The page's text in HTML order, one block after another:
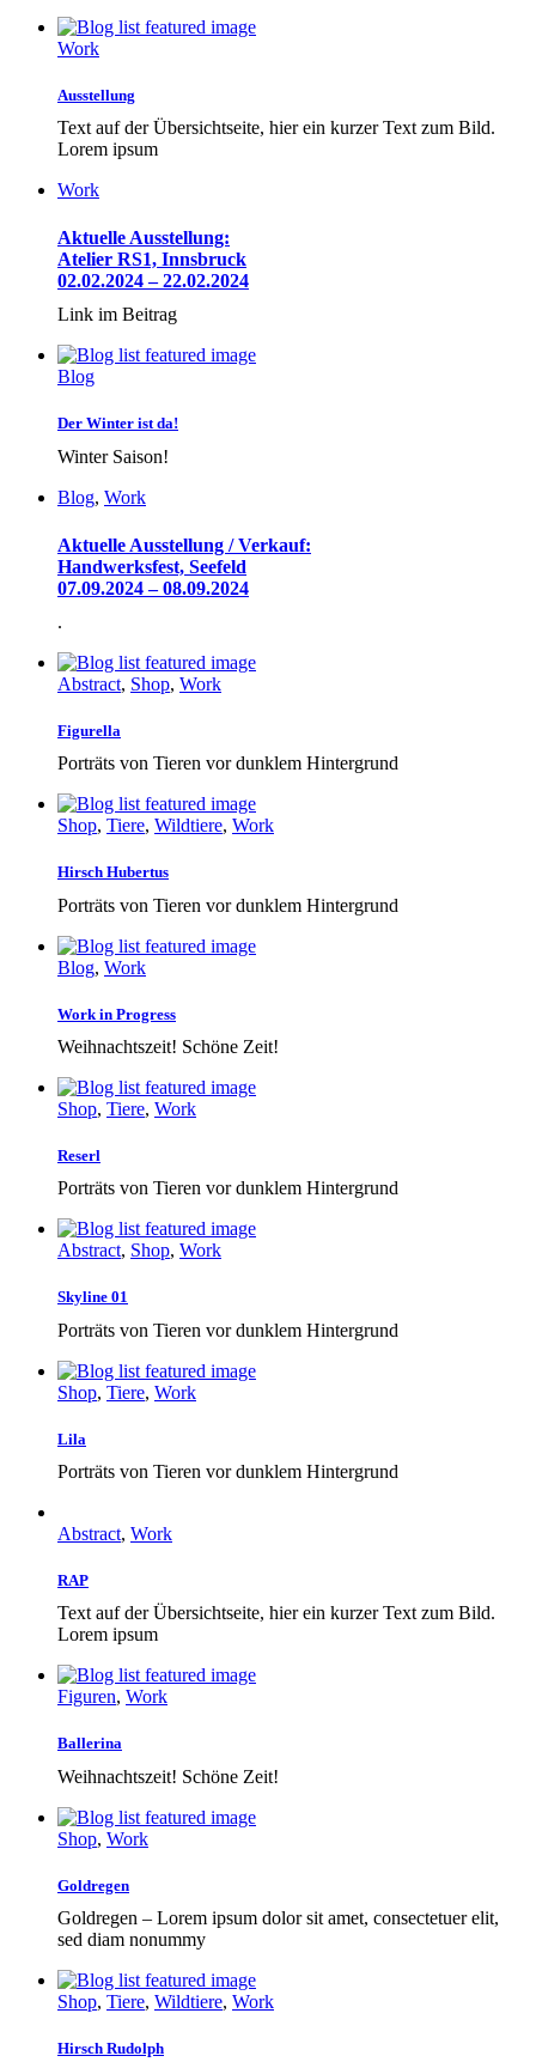
Work
Ausstellung
Text auf der Übersichtseite, hier ein kurzer Text zum Bild.
Lorem ipsum
Work
Aktuelle Ausstellung:
Atelier RS1, Innsbruck
02.02.2024 – 22.02.2024
Link im Beitrag
Blog
Der Winter ist da!
Winter Saison!
Blog, Work
Aktuelle Ausstellung / Verkauf:
Handwerksfest, Seefeld
07.09.2024 – 08.09.2024
.
Abstract, Shop, Work
Figurella
Porträts von Tieren vor dunklem Hintergrund
Shop, Tiere, Wildtiere, Work
Hirsch Hubertus
Porträts von Tieren vor dunklem Hintergrund
Blog, Work
Work in Progress
Weihnachtszeit! Schöne Zeit!
Shop, Tiere, Work
Reserl
Porträts von Tieren vor dunklem Hintergrund
Abstract, Shop, Work
Skyline 01
Porträts von Tieren vor dunklem Hintergrund
Shop, Tiere, Work
Lila
Porträts von Tieren vor dunklem Hintergrund
Abstract, Work
RAP
Text auf der Übersichtseite, hier ein kurzer Text zum Bild.
Lorem ipsum
Figuren, Work
Ballerina
Weihnachtszeit! Schöne Zeit!
Shop, Work
Goldregen
Goldregen – Lorem ipsum dolor sit amet, consectetuer elit,
sed diam nonummy
Shop, Tiere, Wildtiere, Work
Hirsch Rudolph